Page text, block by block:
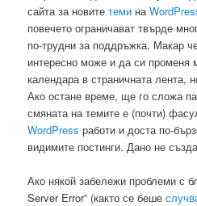
сайта за новитетеми на
повечето ограничават твърде
по-трудни за поддръжка. Макар
интересно може и да си променя
календара в страничната лента,
Ако остане време, ще го сложа
смяната на темите е (почти)
WordPress работи и доста по-
видимите постинги. Дано не
Ако някой забележи проблеми с
Server Error” (както се беше